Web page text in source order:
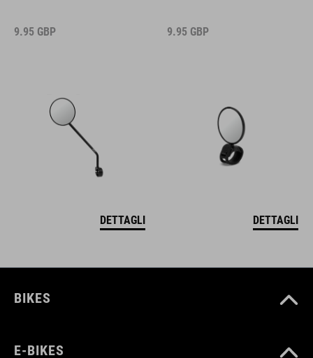
9.95 GBP
DETTAGLI
9.95 GBP
DETTAGLI
BIKES
E-BIKES